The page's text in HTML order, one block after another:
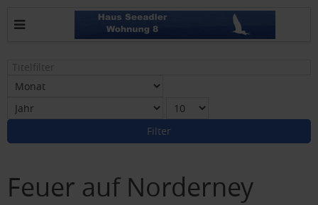
Titelfilter
Filter
Feuer auf Norderney